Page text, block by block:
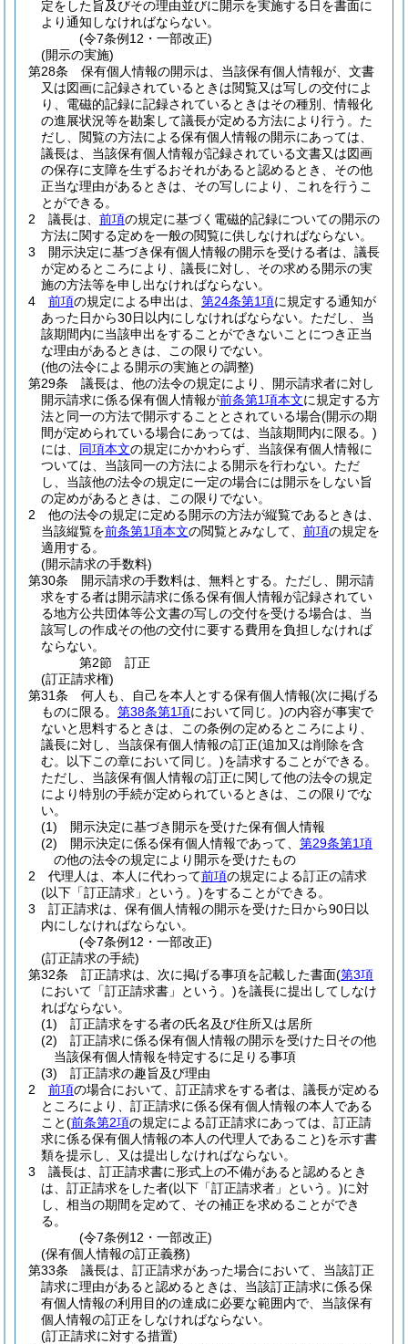
定をした旨及びその理由並びに開示を実施する日を書面に
より通知しなければならない。
(令7条例12・一部改正)
(開示の実施)
第28条
保有個人情報の開示は、当該保有個人情報が、文書
又は図画に記録されているときは閲覧又は写しの交付によ
り、電磁的記録に記録されているときはその種別、情報化
の進展状況等を勘案して議長が定める方法により行う。 た
だし、閲覧の方法による保有個人情報の開示にあっては、
議長は、当該保有個人情報が記録されている文書又は図画
の保存に支障を生ずるおそれがあると認めるとき、その他
正当な理由があるときは、その写しにより、これを行うこ
とができる。
2
議長は、 前項の規定に基づく電磁的記録についての開示の
方法に関する定めを一般の閲覧に供しなければならない。
3
開示決定に基づき保有個人情報の開示を受ける者は、議長
が定めるところにより、議長に対し、その求める開示の実
施の方法等を申し出なければならない。
4
前項の規定による申出は、 第24条第1項に規定する通知が
あった日から30日以内にしなければならない。 ただし、当
該期間内に当該申出をすることができないことにつき正当
な理由があるときは、この限りでない。
(他の法令による開示の実施との調整)
第29条
議長は、他の法令の規定により、開示請求者に対し
開示請求に係る保有個人情報が前条第1項本文に規定する方
法と同一の方法で開示することとされている場合(開示の期
間が定められている場合にあっては、当該期間内に限る。)
には、 同項本文の規定にかかわらず、当該保有個人情報に
ついては、当該同一の方法による開示を行わない。 ただ
し、当該他の法令の規定に一定の場合には開示をしない旨
の定めがあるときは、この限りでない。
2
他の法令の規定に定める開示の方法が縦覧であるときは、
当該縦覧を前条第1項本文の閲覧とみなして、 前項の規定を
適用する。
(開示請求の手数料)
第30条
開示請求の手数料は、無料とする。 ただし、開示請
求をする者は開示請求に係る保有個人情報が記録されてい
る地方公共団体等公文書の写しの交付を受ける場合は、当
該写しの作成その他の交付に要する費用を負担しなければ
ならない。
第2節
訂正
(訂正請求権)
第31条
何人も、自己を本人とする保有個人情報(次に掲げる
ものに限る。 第38条第1項において同じ。)の内容が事実で
ないと思料するときは、この条例の定めるところにより、
議長に対し、当該保有個人情報の訂正(追加又は削除を含
む。以下この章において同じ。)を請求することができる。
ただし、当該保有個人情報の訂正に関して他の法令の規定
により特別の手続が定められているときは、この限りでな
い。
(1)
開示決定に基づき開示を受けた保有個人情報
(2)
開示決定に係る保有個人情報であって、 第29条第1項
の他の法令の規定により開示を受けたもの
2
代理人は、本人に代わって前項の規定による訂正の請求
(以下「訂正請求」という。)をすることができる。
3
訂正請求は、保有個人情報の開示を受けた日から90日以
内にしなければならない。
(令7条例12・一部改正)
(訂正請求の手続)
第32条
訂正請求は、次に掲げる事項を記載した書面(第3項
において「訂正請求書」という。)を議長に提出してしなけ
ればならない。
(1)
訂正請求をする者の氏名及び住所又は居所
(2)
訂正請求に係る保有個人情報の開示を受けた日その他
当該保有個人情報を特定するに足りる事項
(3)
訂正請求の趣旨及び理由
2
前項の場合において、訂正請求をする者は、議長が定める
ところにより、訂正請求に係る保有個人情報の本人である
こと(前条第2項の規定による訂正請求にあっては、訂正請
求に係る保有個人情報の本人の代理人であること)を示す書
類を提示し、又は提出しなければならない。
3
議長は、訂正請求書に形式上の不備があると認めるとき
は、訂正請求をした者(以下「訂正請求者」という。)に対
し、相当の期間を定めて、その補正を求めることができ
る。
(令7条例12・一部改正)
(保有個人情報の訂正義務)
第33条
議長は、訂正請求があった場合において、当該訂正
請求に理由があると認めるときは、当該訂正請求に係る保
有個人情報の利用目的の達成に必要な範囲内で、当該保有
個人情報の訂正をしなければならない。
(訂正請求に対する措置)